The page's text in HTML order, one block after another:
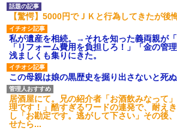
【驚愕】5000円でＪＫと行為してきたが後
私が遺産を相続。→それを知った義両親が「
「リフォーム費用を負担しろ！」「金の管
浅ましくも集りにきた。
この母親は娘の黒歴史を掘り出さないと死
居酒屋にて。兄の紹介者「お酒飲みなって
理です！」酷すぎるワードの連発で、耐え
し「お勘定です。逃がして下さい」その後
せたら...